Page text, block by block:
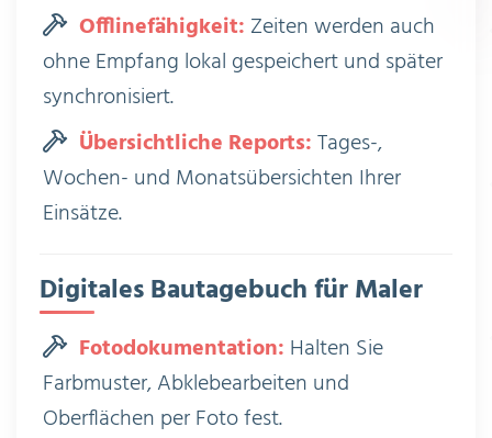
Offlinefähigkeit: Zeiten werden auch
ohne Empfang lokal gespeichert und später
synchronisiert.
Übersichtliche Reports:Tages-,
Wochen- und Monatsübersichten Ihrer
Einsätze.
Digitales Bautagebuch für Maler
Fotodokumentation: Halten Sie
Farbmuster, Abklebearbeiten und
Oberflächen per Foto fest.